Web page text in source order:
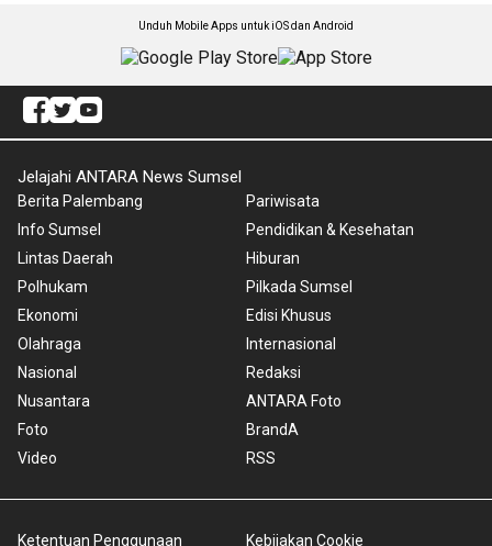
Unduh Mobile Apps untuk iOS dan Android
Jelajahi ANTARA News Sumsel
Berita Palembang
Info Sumsel
Lintas Daerah
Polhukam
Ekonomi
Olahraga
Nasional
Nusantara
Foto
Video
Pariwisata
Pendidikan & Kesehatan
Hiburan
Pilkada Sumsel
Edisi Khusus
Internasional
Redaksi
ANTARA Foto
BrandA
RSS
Ketentuan Penggunaan Kebijakan Cookie